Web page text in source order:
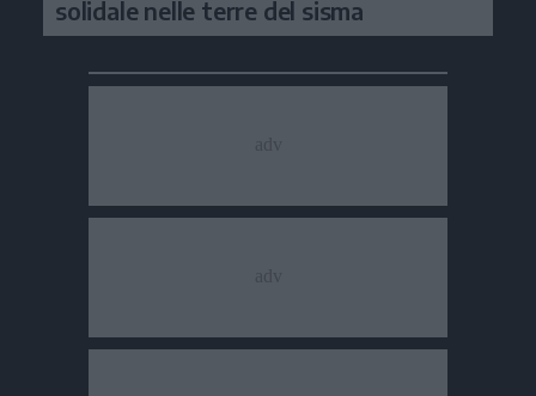
solidale nelle terre del sisma